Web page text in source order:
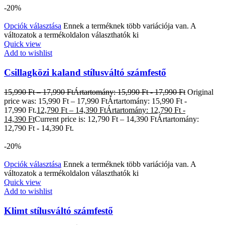
-20%
Opciók választása Ennek a terméknek több variációja van. A
változatok a termékoldalon választhatók ki
Quick view
Add to wishlist
Csillagközi kaland stílusváltó számfestő
15,990Ft – 17,990FtÁrtartomány: 15,990 Ft - 17,990 Ft Original
price was: 15,990 Ft – 17,990 FtÁrtartomány: 15,990 Ft -
17,990 Ft.12,790 Ft – 14,390 FtÁrtartomány: 12,790 Ft -
14,390 FtCurrent price is: 12,790 Ft – 14,390 FtÁrtartomány:
12,790 Ft - 14,390 Ft.
-20%
Opciók választása Ennek a terméknek több variációja van. A
változatok a termékoldalon választhatók ki
Quick view
Add to wishlist
Klimt stílusváltó számfestő